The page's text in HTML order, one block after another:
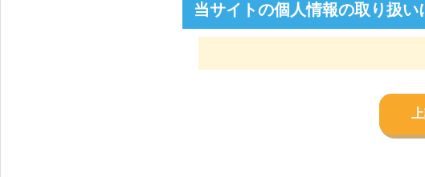
当サイトの個人情報の取り扱い